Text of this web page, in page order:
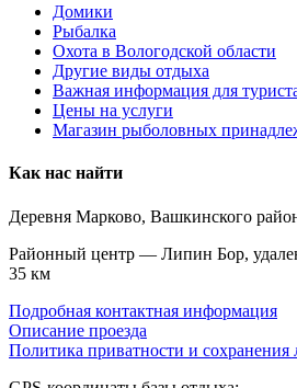
Домики
Рыбалка
Охота в Вологодской области
Другие виды отдыха
Важная информация для
Цены на услуги
Магазин рыболовных
Как нас найти
Деревня Марково, Вашкинского
Районный центр — Липин Бор,
35 км
Подробная контактная информация
Описание проезда
Политика приватности и